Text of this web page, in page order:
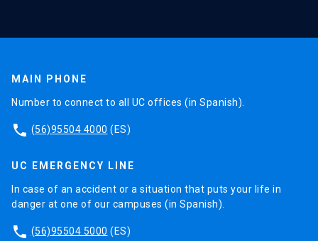
MAIN PHONE
Number to connect to all UC offices (in Spanish).
phone (56)95504 4000 (ES)
UC EMERGENCY LINE
In case of an accident or a situation that puts your life in
danger at one of our campuses (in Spanish).
phone (56)95504 5000 (ES)